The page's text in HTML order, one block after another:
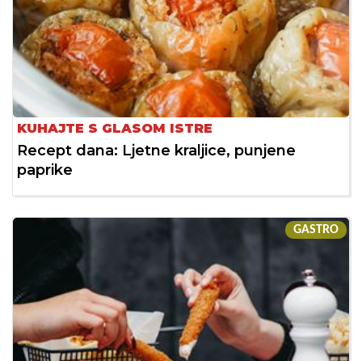
KUHAJTE S GLASOM ISTRE
Recept dana: Ljetne kraljice, punjene
paprike
GASTRO